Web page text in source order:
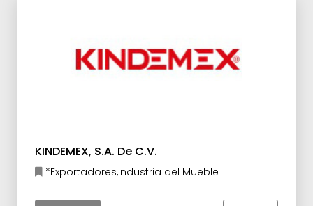
KINDEMEX, S.A. De C.V.
*Exportadores,Industria del Mueble